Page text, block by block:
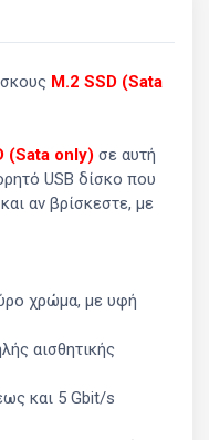
M.2 SSD (Sata
(Sata only) σε αυτή
USB δίσκο που
αν βρίσκεστε, με
χρώμα, με υφή
αισθητικής
και 5 Gbit/s